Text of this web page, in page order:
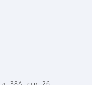
38А, стр. 26